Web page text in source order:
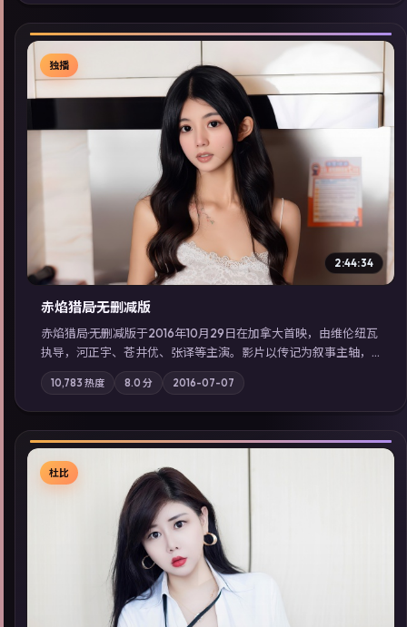
▶
独播
2:44:34
赤焰猎局·无删减版
赤焰猎局·无删减版于2016年10月29日在加拿大首映，由维伦纽瓦
执导，河正宇、苍井优、张译等主演。影片以传记为叙事主轴，
亲情与职责必须在倒计时结束前做出抉择；摄影与配乐强化地域
气质；站内亦可通过「国产免费观看高清电视剧在线看」延展检
索同类型高分佳作，畅享高清在线追剧体验。
10,783 热度 8.0 分 2016-07-07
▶
杜比